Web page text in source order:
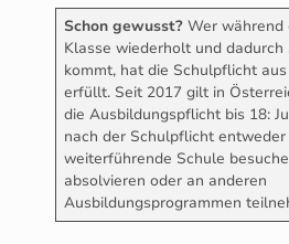
Schon gewusst?Wer während
Klasse wiederholt und
kommt, hat die Schulpflicht
erfüllt. Seit 2017 gilt in
die Ausbildungspflicht bis 18:
nach der Schulpflicht entweder
weiterführende Schule
absolvieren oder an anderen
Ausbildungsprogrammen